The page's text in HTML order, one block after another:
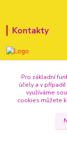
Kontakty
info@vse-pro-
Pro základní
účely a v
využíváme
cookies můžete